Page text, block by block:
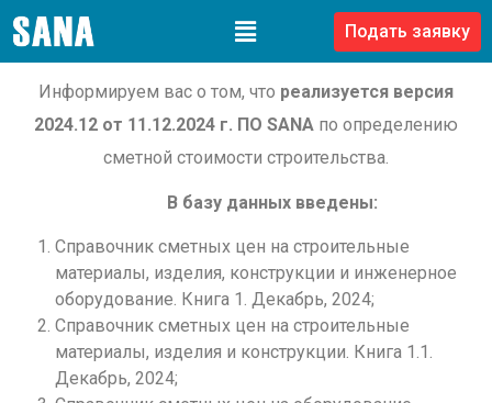
Подать заявку
Информируем вас о том, что реализуется версия
2024.12 от 11.12.2024 г. ПО SANA по определению
сметной стоимости строительства.
В базу данных введены:
Справочник сметных цен на строительные
материалы, изделия, конструкции и инженерное
оборудование. Книга 1. Декабрь, 2024;
Справочник сметных цен на строительные
материалы, изделия и конструкции. Книга 1.1.
Декабрь, 2024;